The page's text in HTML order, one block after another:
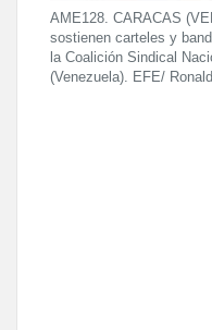
AME128. CARACAS
sostienen carteles y
la Coalición Sindical
(Venezuela). EFE/